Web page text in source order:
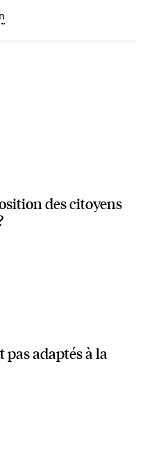
des citoyens
pas adaptés à la